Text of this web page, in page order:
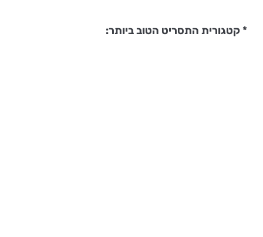
* קטגורית התסריט הטוב ביותר: